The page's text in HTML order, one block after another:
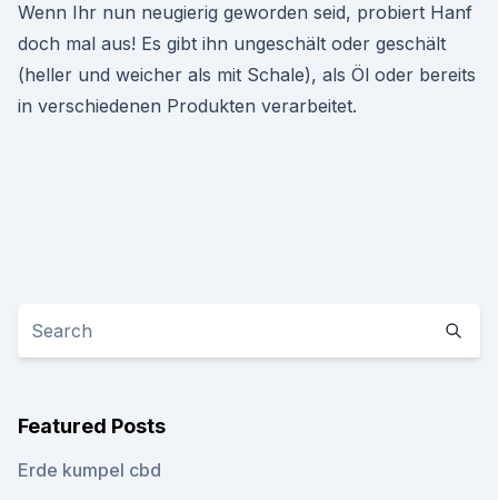
Wenn Ihr nun neugierig geworden seid, probiert Hanf
doch mal aus! Es gibt ihn ungeschält oder geschält
(heller und weicher als mit Schale), als Öl oder bereits
in verschiedenen Produkten verarbeitet.
Featured Posts
Erde kumpel cbd